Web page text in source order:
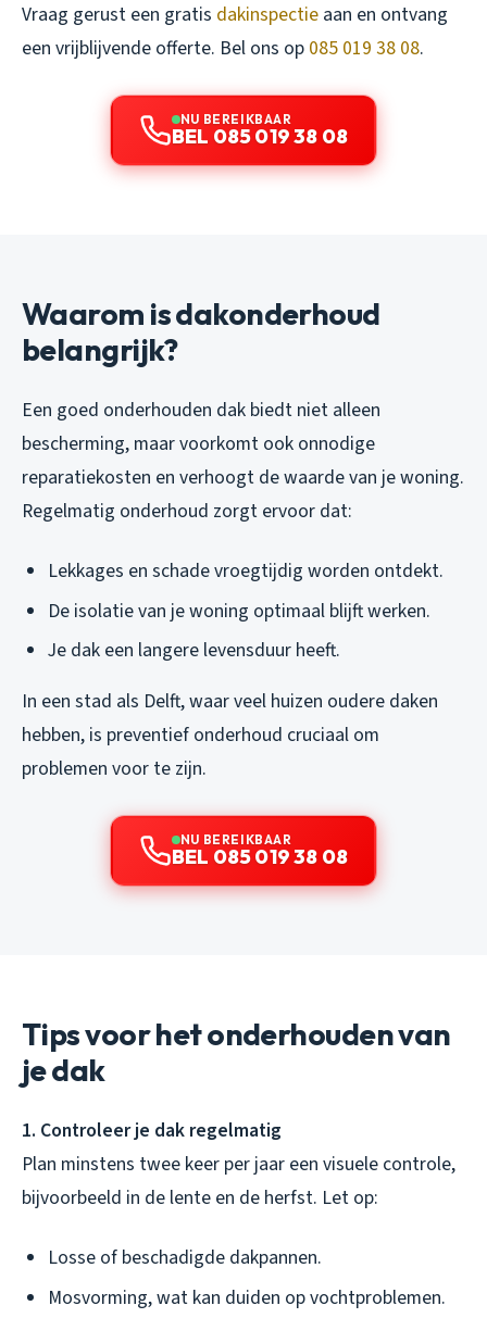
Vraag gerust een gratis dakinspectie aan en ontvang
een vrijblijvende offerte. Bel ons op 085 019 38 08.
NU BEREIKBAAR
BEL 085 019 38 08
Waarom is dakonderhoud
belangrijk?
Een goed onderhouden dak biedt niet alleen
bescherming, maar voorkomt ook onnodige
reparatiekosten en verhoogt de waarde van je woning.
Regelmatig onderhoud zorgt ervoor dat:
Lekkages en schade vroegtijdig worden ontdekt.
De isolatie van je woning optimaal blijft werken.
Je dak een langere levensduur heeft.
In een stad als Delft, waar veel huizen oudere daken
hebben, is preventief onderhoud cruciaal om
problemen voor te zijn.
NU BEREIKBAAR
BEL 085 019 38 08
Tips voor het onderhouden van
je dak
1. Controleer je dak regelmatig
Plan minstens twee keer per jaar een visuele controle,
bijvoorbeeld in de lente en de herfst. Let op:
Losse of beschadigde dakpannen.
Mosvorming, wat kan duiden op vochtproblemen.